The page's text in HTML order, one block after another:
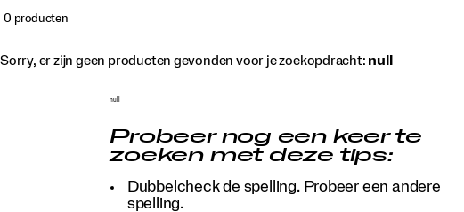
0 producten
Sorry, er zijn geen producten gevonden voor je zoekopdracht: null
null
Probeer nog een keer te
zoeken met deze tips:
Dubbelcheck de spelling. Probeer een andere
spelling.